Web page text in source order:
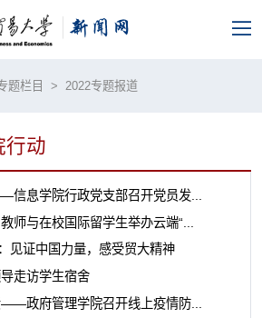
题栏目 > 2022专题报道
行动
息学院行政党支部召开党员发...
师与在校国际留学生举办云端“...
见证中国力量，感受贸大精神
走访学生宿舍
政府管理学院召开线上疫情防...